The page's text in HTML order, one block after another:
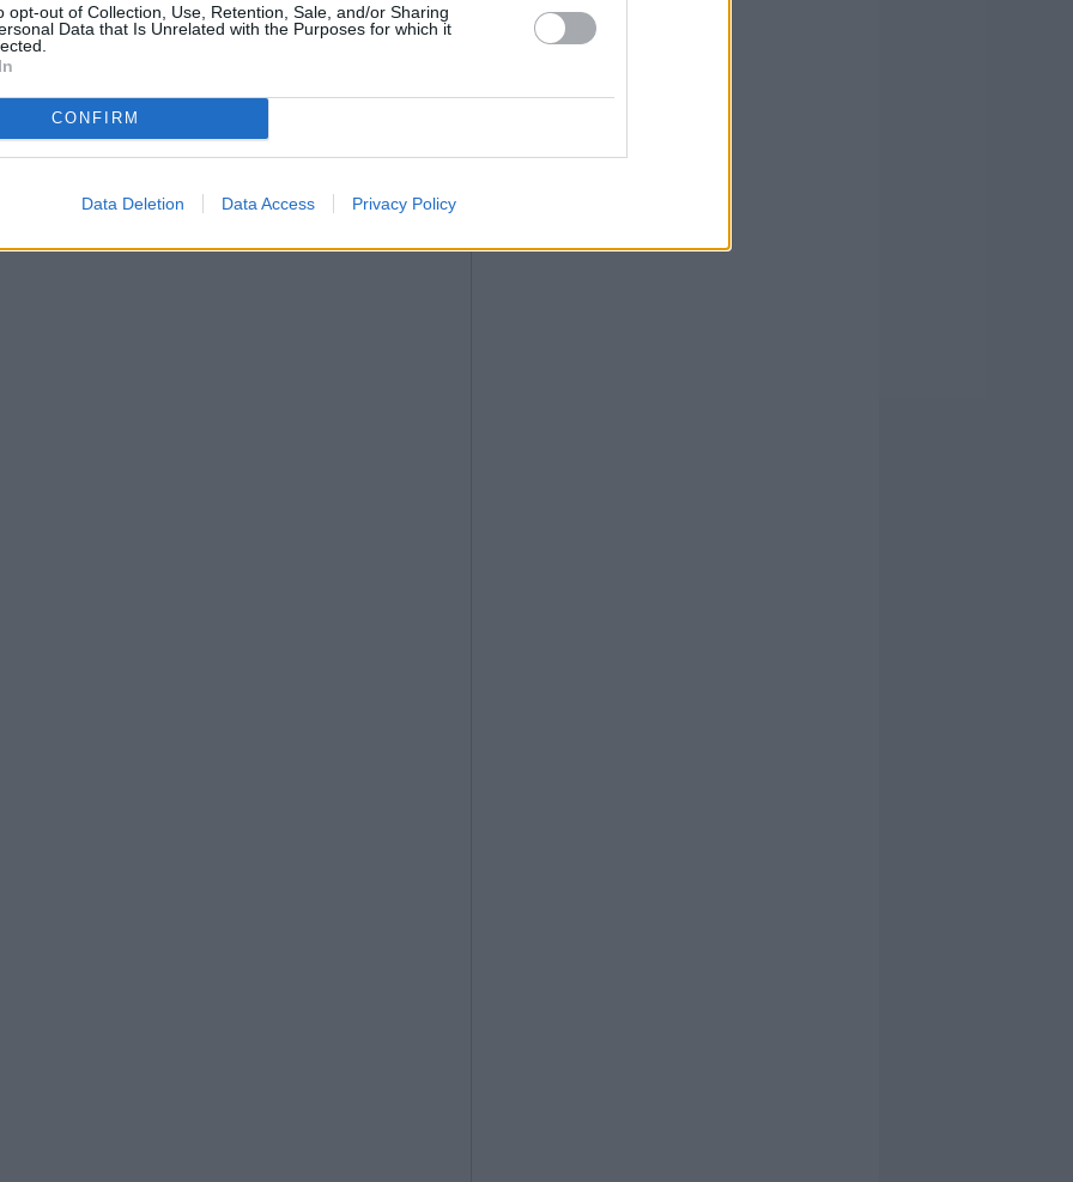
opt-out of Collection, Use, Retention, Sale, and/or Sharing
Data that Is Unrelated with the Purposes for which it
CONFIRM
Data Deletion Data Access Privacy Policy